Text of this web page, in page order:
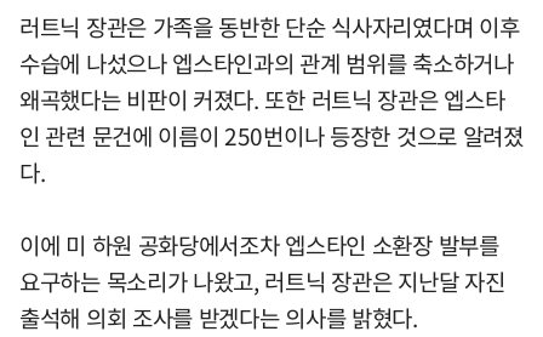
러트닉 장관은 가족을 동반한 단순 식사자리였다며 이후
수습에 나섰으나 엡스타인과의 관계 범위를 축소하거나
왜곡했다는 비판이 커졌다. 또한 러트닉 장관은 엡스타
인 관련 문건에 이름이 250번이나 등장한 것으로 알려졌
다.
이에 미 하원 공화당에서조차 엡스타인 소환장 발부를
요구하는 목소리가 나왔고, 러트닉 장관은 지난달 자진
출석해 의회 조사를 받겠다는 의사를 밝혔다.